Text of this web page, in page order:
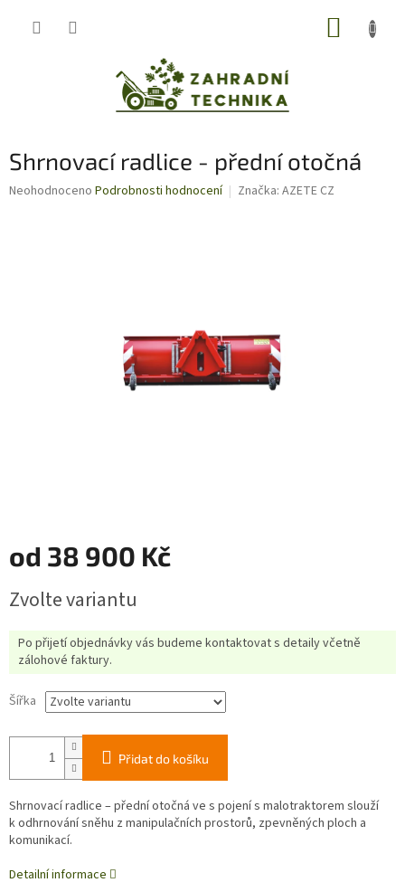
Shrnovací radlice - přední otočná
Průměrné
Neohodnoceno Podrobnosti hodnocení Značka: AZETE CZ
od 38 900 Kč
cena:
Zvolte variantu
Po přijetí objednávky vás budeme kontaktovat s detaily včetně
zálohové faktury.
Šířka
Přidat do košíku
Shrnovací radlice – přední otočná ve s pojení s malotraktorem slouží
k odhrnování sněhu z manipulačních prostorů, zpevněných ploch a
komunikací.
Detailní informace